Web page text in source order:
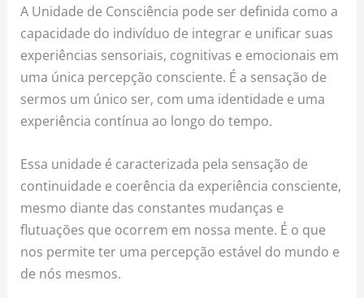
A Unidade de Consciência pode ser definida como a
capacidade do indivíduo de integrar e unificar suas
experiências sensoriais, cognitivas e emocionais em
uma única percepção consciente. É a sensação de
sermos um único ser, com uma identidade e uma
experiência contínua ao longo do tempo.
Essa unidade é caracterizada pela sensação de
continuidade e coerência da experiência consciente,
mesmo diante das constantes mudanças e
flutuações que ocorrem em nossa mente. É o que
nos permite ter uma percepção estável do mundo e
de nós mesmos.